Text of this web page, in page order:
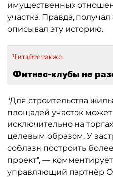
имущественных
участка. Правда,
описывал эту историю.
Читайте также:
Фитнес-клубы не
"Для строительства
площадей участок
исключительно на
целевым образом. У
соблазн построить
проект", —
управляющий партнёр